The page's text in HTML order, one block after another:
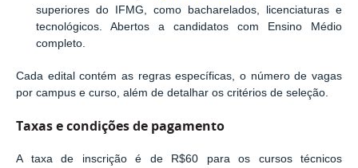
superiores do IFMG, como bacharelados, licenciaturas e
tecnológicos. Abertos a candidatos com Ensino Médio
completo.
Cada edital contém as regras específicas, o número de vagas
por campus e curso, além de detalhar os critérios de seleção.
Taxas e condições de pagamento
A taxa de inscrição é de R$60 para os cursos técnicos